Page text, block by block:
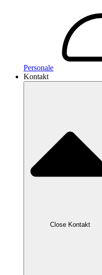
Personale
Kontakt
Close Kontakt